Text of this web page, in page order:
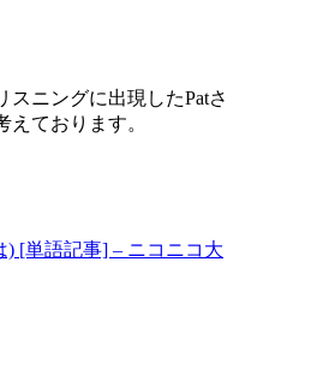
スニングに出現したPatさ
えております。
) [単語記事] – ニコニコ大